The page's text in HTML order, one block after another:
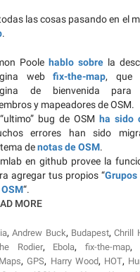
las cosas pasando en el
.
Poole hablo sobre la
webfix-the-map, que
de bienvenida para
y mapeadores de OSM.
bug de OSM ha sido
errores han sido
denotas de OSM.
en github provee la
agregar tus propios “
“.
MORE
,Andrew Buck, Budapest,Chrill
Rodier, Ebola, fix-the-map,
,GPS, Harry Wood, HOT,